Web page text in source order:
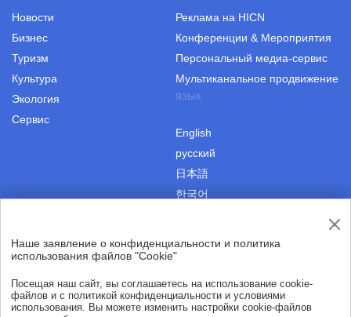
Наше заявление о конфиденциальности и политика
использования файлов "Cookie"
Посещая наш сайт, вы соглашаетесь на использование cookie-
файлов и с политикой конфиденциальности и условиями
использования. Вы можете изменить настройки cookie-файлов
Новости
Бизнес
Туризм
Культура
Экология
Сервис
Реклама на HICN
Конференции & Мероприятия
Персональный медиа-сервис
Мультиканальное продвижение
язык
English
русский
日本語
한국어
Пользовательское соглашение|Авторские права
Политика конфиденциальности| О нас